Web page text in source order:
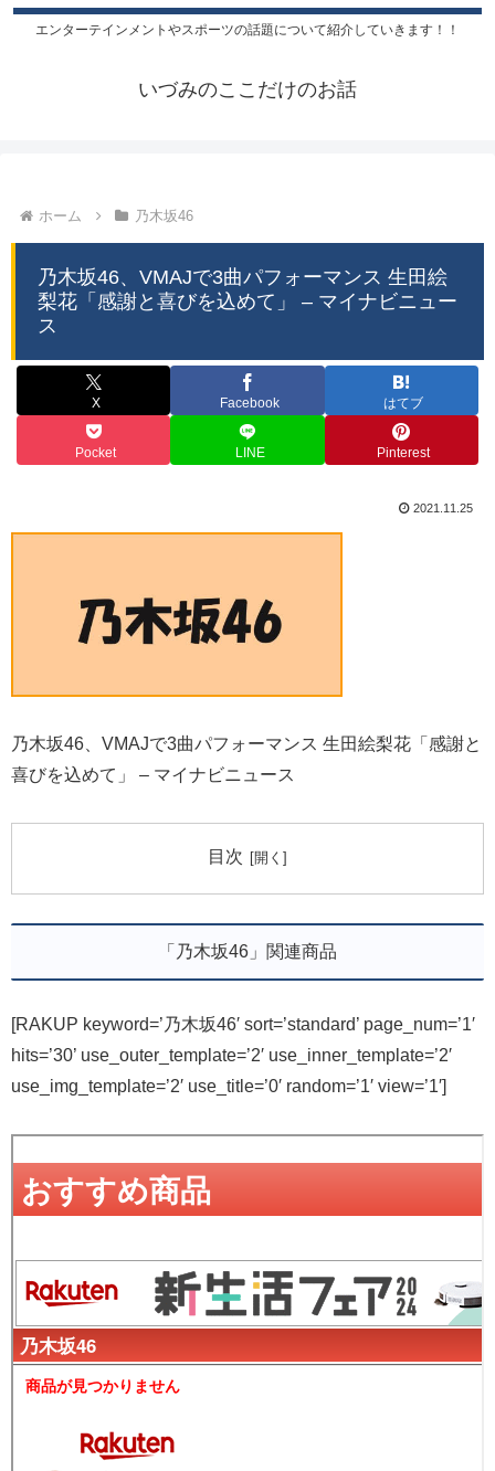
エンターテインメントやスポーツの話題について紹介していきます！！
いづみのここだけのお話
ホーム 乃木坂46
乃木坂46、VMAJで3曲パフォーマンス 生田絵
梨花「感謝と喜びを込めて」 – マイナビニュー
ス
X Facebook はてブ
Pocket LINE Pinterest
2021.11.25
乃木坂46、VMAJで3曲パフォーマンス 生田絵梨花「感謝と
喜びを込めて」 – マイナビニュース
目次
「乃木坂46」関連商品
[RAKUP keyword=’乃木坂46′ sort=’standard’ page_num=’1′
hits=’30’ use_outer_template=’2′ use_inner_template=’2′
use_img_template=’2′ use_title=’0′ random=’1′ view=’1′]